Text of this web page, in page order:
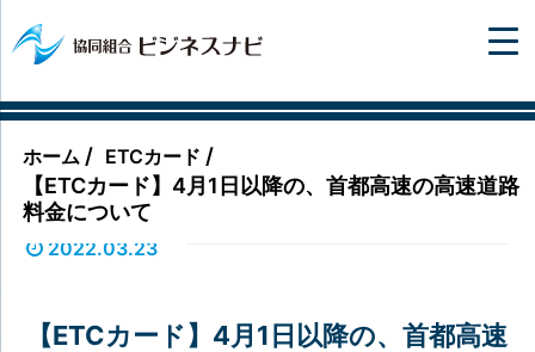
ホーム / ETCカード /
【ETCカード】4月1日以降の、首都高速の高速道路
料金について
2022.03.23
【ETCカード】4月1日以降の、首都高速